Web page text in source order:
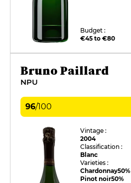
Budget :
€45 to €80
Bruno Paillard
NPU
96/100
Vintage :
2004
Classification :
Blanc
Varieties :
Chardonnay50%
Pinot noir50%